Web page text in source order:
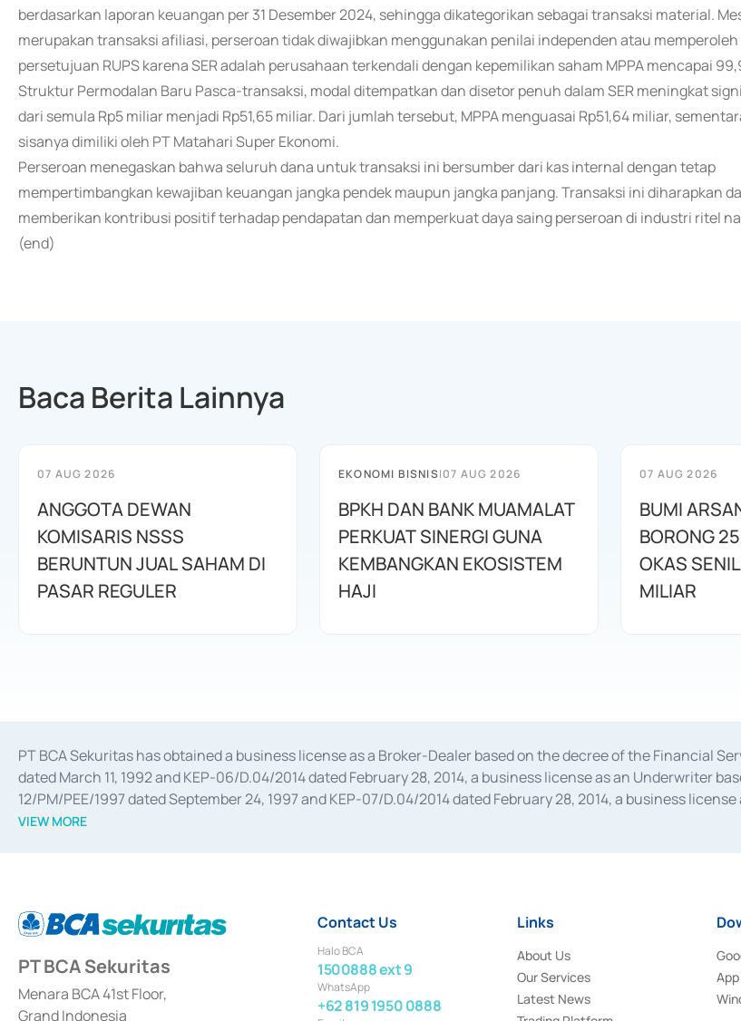
berdasarkan laporan keuangan per 31 Desember 2024, sehingga dikategorikan sebagai transaksi material.
merupakan transaksi afiliasi, perseroan tidak diwajibkan menggunakan penilai independen atau memperoleh
persetujuan RUPS karena SER adalah perusahaan terkendali dengan kepemilikan saham MPPA mencapai
Struktur Permodalan Baru Pasca-transaksi, modal ditempatkan dan disetor penuh dalam SER meningkat
dari semula Rp5 miliar menjadi Rp51,65 miliar. Dari jumlah tersebut, MPPA menguasai Rp51,64 miliar,
sisanya dimiliki oleh PT Matahari Super Ekonomi.
Perseroan menegaskan bahwa seluruh dana untuk transaksi ini bersumber dari kas internal dengan tetap
mempertimbangkan kewajiban keuangan jangka pendek maupun jangka panjang. Transaksi ini diharapkan
memberikan kontribusi positif terhadap pendapatan dan memperkuat daya saing perseroan di industri ritel
(end)
Baca Berita Lainnya
07 AUG 2026
ANGGOTA DEWAN
KOMISARIS NSSS
BERUNTUN JUAL SAHAM DI
PASAR REGULER
EKONOMI BISNIS|07 AUG 2026
BPKH DAN BANK MUAMALAT
PERKUAT SINERGI GUNA
KEMBANGKAN EKOSISTEM
HAJI
07 AUG 2026
BUMI
BORONG
OKAS
MILIAR
PT BCA Sekuritas has obtained a business license as a Broker-Dealer based on the decree of the Financial
dated March 11, 1992 and KEP-06/D.04/2014 dated February 28, 2014, a business license as an Underwriter
12/PM/PEE/1997 dated September 24, 1997 and KEP-07/D.04/2014 dated February 28, 2014, a business
divestments, and joint ventures based on the decree of the Financial Services Authority Number S-67/PM.21/
Settlement of Commercial Paper Transactions whose license was issued in 2018.
VIEW MORE
PT BCA Sekuritas
Menara BCA 41st Floor,
Grand Indonesia
Contact Us
Halo BCA
1500888 ext 9
WhatsApp
+62 819 1950 0888
Links
About Us
Our Services
Latest News